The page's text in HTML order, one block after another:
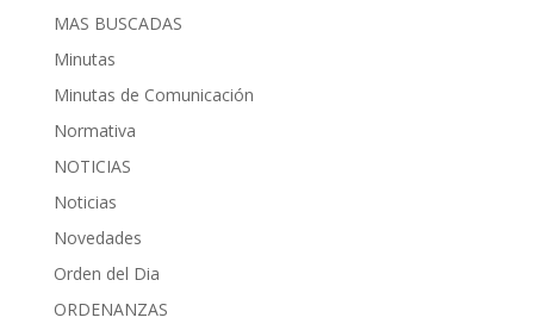
MAS BUSCADAS
Minutas
Minutas de Comunicación
Normativa
NOTICIAS
Noticias
Novedades
Orden del Dia
ORDENANZAS